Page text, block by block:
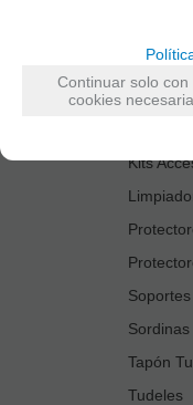
Estuches
Kits
Sordinas
Tapón
Tudeles
Continuar solo con
cookies